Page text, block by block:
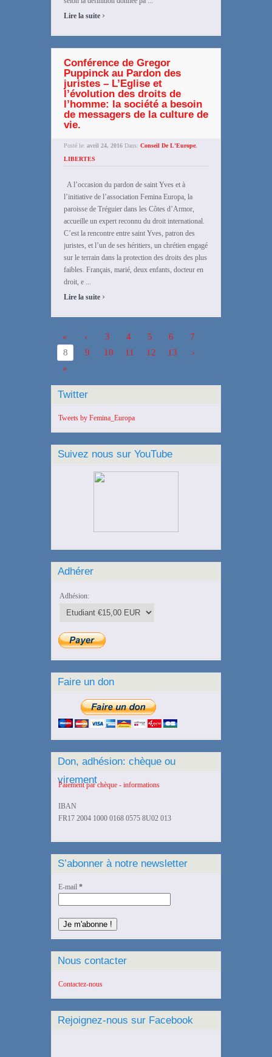
Lire la suite ›
Conférence de Gregor
Puppinck au Pardon des
juristes – L’Eglise et
l’évolution des droits de
l’homme: la société a besoin
de messagers de la culture de
vie.
Posté le: avril 24, 2016 Dans: Conseil De L'Europe,
LIBERTES
A l’occasion du pardon de saint Yves et à
l’initiative de l’association Femina Europa, la
paroisse de Tréguier dans les Côtes d’Armor,
accueille un expert reconnu du droit international.
C’est la rencontre entre saint Yves, patron des
juristes, et l’un de ses héritiers, un chrétien engagé
sur le terrain dans la protection des droits des plus
faibles. Français, marié, deux enfants, docteur en
droit, e ...
Lire la suite ›
« ‹ 3 4 5 6
7
8
9 10 11 12 13
›
»
Twitter
Tweets by Femina_Europa
Suivez nous sur YouTube
Adhérer
Adhésion:
Faire un don
Don, adhésion: chèque ou
virement
Paiement par chèque - informations
IBAN
FR17 2004 1000 0168 0575 8U02 013
S’abonner à notre newsletter
E-mail *
Nous contacter
Contactez-nous
Rejoignez-nous sur Facebook